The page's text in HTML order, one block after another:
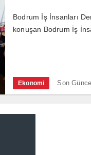
Bodrum İş İnsanları
konuşan Bodrum İş
Ekonomi Son